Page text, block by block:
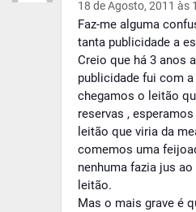
18 de Agosto, 2011 às
Faz-me alguma
tanta publicidade a
Creio que há 3 anos
publicidade fui com
chegamos o leitão
reservas ,
leitão que viria da
comemos uma
nenhuma fazia jus
leitão.
Mas o mais grave é